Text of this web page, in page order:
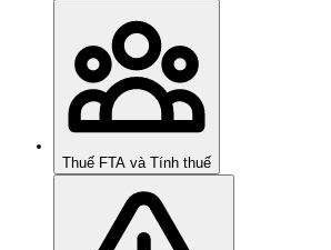
Thuế FTA và Tính thuế